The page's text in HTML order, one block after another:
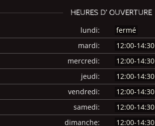
HEURES D’ OUVERTURE
lundi:
fermé
mardi:
12:00-14:30
mercredi:
12:00-14:30
jeudi:
12:00-14:30
vendredi:
12:00-14:30
samedi:
12:00-14:30
dimanche:
12:00-14:30